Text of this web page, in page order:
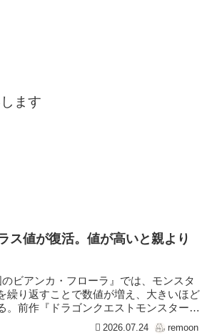
ます
ス値が復活。値が高いと親より
ビアンカ・フローラ』では、モンスタ
繰り返すことで数値が増え、大きいほど
。前作『ドラゴンクエストモンスター
2026.07.24 remoon